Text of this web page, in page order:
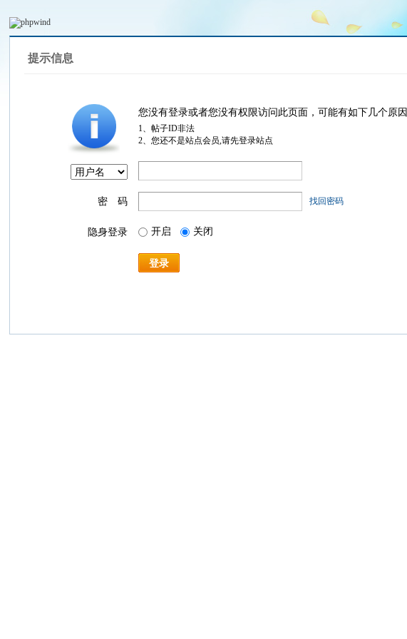
提示信息
您没有登录或者您没有权限访问此页面，可能有如下几个原因
1、帖子ID非法
2、您还不是站点会员,请先登录站点
密 码 找回密码
隐身登录 开启 关闭
登录